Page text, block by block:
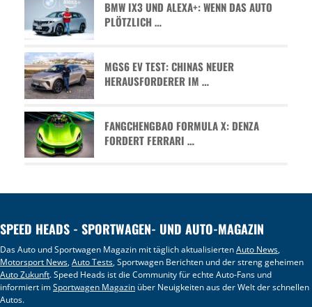
BMW IX3 UND ALEXA+: WENN DAS AUTO
PLÖTZLICH …
MGS6 EV TEST: CHINAS NEUER
HERAUSFORDERER IM …
FANGCHENGBAO FORMULA X: DENZA
FORDERT FERRARI …
SPEED HEADS - SPORTWAGEN- UND AUTO-MAGAZIN
Das Auto und Sportwagen Magazin mit täglich aktualisiertenAuto News,
Motorsport News,Auto Tests, Sportwagen Berichten und der streng geheimen
Auto Zukunft. Speed Heads ist die Community für echte Auto-Fans und
informiert imSportwagen Magazin über Neuigkeiten aus der Welt der schnellen
Autos.